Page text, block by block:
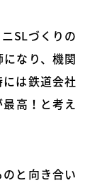
SLづくりの
なり、機関
は鉄道会社
高！と考え
と向き合い